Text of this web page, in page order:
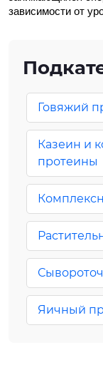
зависимости от
Говяжий
Казеин и
протеины
Яичный